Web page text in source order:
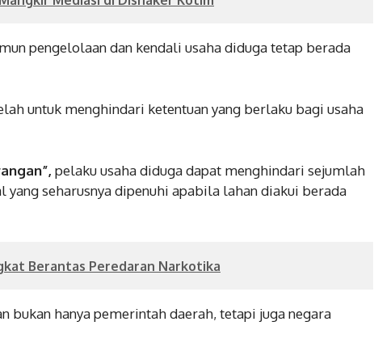
pengelolaan dan kendali usaha diduga tetap berada
untuk menghindari ketentuan yang berlaku bagi usaha
pelaku usaha diduga dapat menghindari sejumlah
seharusnya dipenuhi apabila lahan diakui berada
Berantas Peredaran Narkotika
bukan hanya pemerintah daerah, tetapi juga negara